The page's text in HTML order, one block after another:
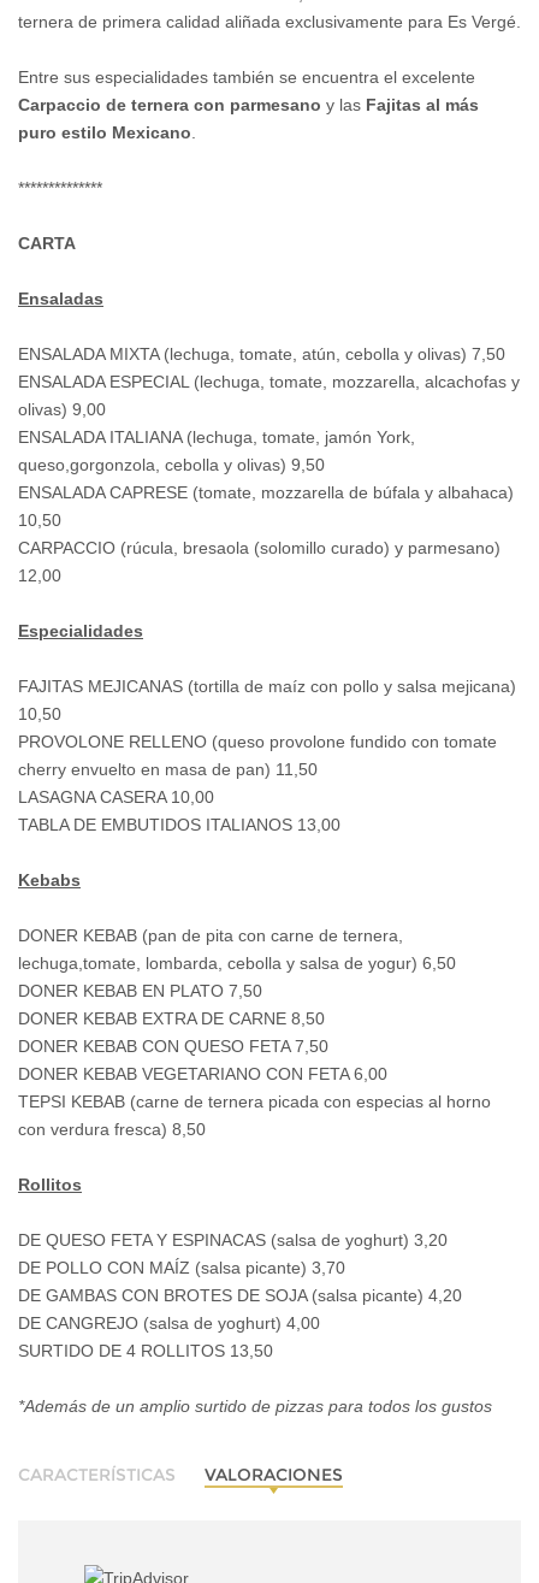
ternera de primera calidad aliñada exclusivamente para Es Vergé.
Entre sus especialidades también se encuentra el excelente
Carpaccio de ternera con parmesano y las Fajitas al más
puro estilo Mexicano
**************
CARTA
Ensaladas
ENSALADA MIXTA (lechuga, tomate, atún, cebolla y olivas) 7,50
ENSALADA ESPECIAL (lechuga, tomate, mozzarella, alcachofas y
olivas) 9,00
ENSALADA ITALIANA (lechuga, tomate, jamón York,
queso,gorgonzola, cebolla y olivas) 9,50
ENSALADA CAPRESE (tomate, mozzarella de búfala y albahaca)
10,50
CARPACCIO (rúcula, bresaola (solomillo curado) y parmesano)
12,00
Especialidades
FAJITAS MEJICANAS (tortilla de maíz con pollo y salsa mejicana)
10,50
PROVOLONE RELLENO (queso provolone fundido con tomate
cherry envuelto en masa de pan) 11,50
LASAGNA CASERA 10,00
TABLA DE EMBUTIDOS ITALIANOS 13,00
Kebabs
DONER KEBAB (pan de pita con carne de ternera,
lechuga,tomate, lombarda, cebolla y salsa de yogur) 6,50
DONER KEBAB EN PLATO 7,50
DONER KEBAB EXTRA DE CARNE 8,50
DONER KEBAB CON QUESO FETA 7,50
DONER KEBAB VEGETARIANO CON FETA 6,00
TEPSI KEBAB (carne de ternera picada con especias al horno
con verdura fresca) 8,50
Rollitos
DE QUESO FETA Y ESPINACAS (salsa de yoghurt) 3,20
DE POLLO CON MAÍZ (salsa picante) 3,70
DE GAMBAS CON BROTES DE SOJA (salsa picante) 4,20
DE CANGREJO (salsa de yoghurt) 4,00
SURTIDO DE 4 ROLLITOS 13,50
*Además de un amplio surtido de pizzas para todos los gustos
CARACTERÍSTICAS VALORACIONES